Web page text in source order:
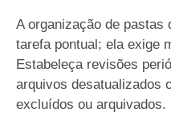
A organização de pastas
tarefa pontual; ela exige
Estabeleça revisões
arquivos desatualizados
excluídos ou arquivados.